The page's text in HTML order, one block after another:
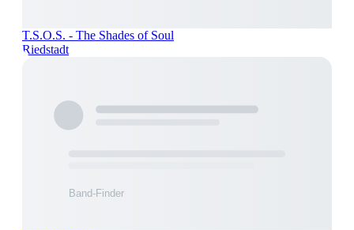
T.S.O.S. - The Shades of Soul
Riedstadt